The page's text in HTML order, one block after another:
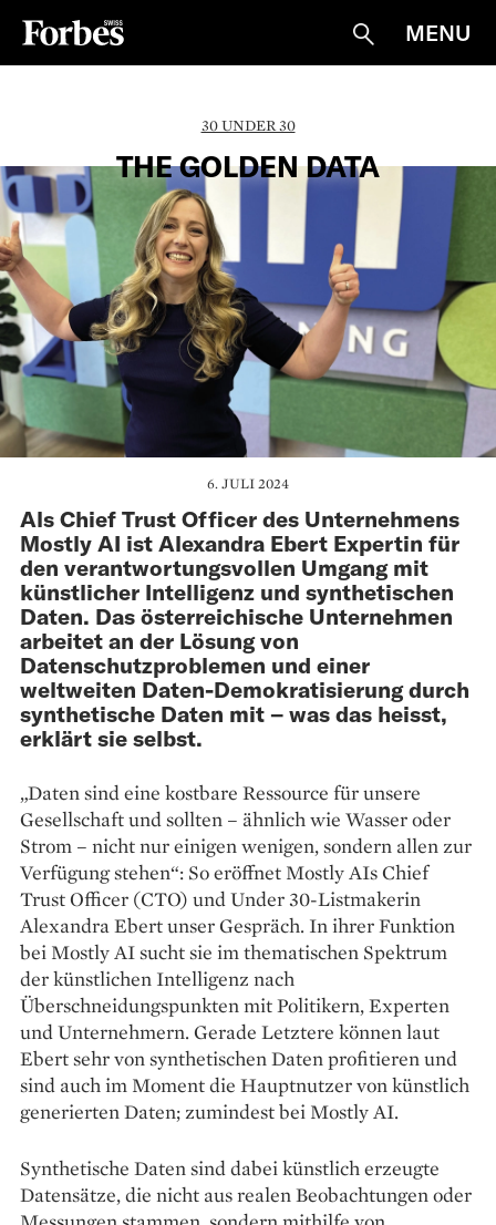
Suche
MENU
30 UNDER 30
THE GOLDEN DATA
6. JULI 2024
Als Chief Trust Officer des Unternehmens
Mostly AI ist Alexandra Ebert Expertin für
den verantwortungsvollen Umgang mit
künstlicher Intelligenz und synthetischen
Daten. Das österreichische Unternehmen
arbeitet an der Lösung von
Datenschutzproblemen und einer
weltweiten Daten-Demokratisierung durch
synthetische Daten mit – was das heisst,
erklärt sie selbst.
„Daten sind eine kostbare Ressource für unsere
Gesellschaft und sollten – ähnlich wie Wasser oder
Strom – nicht nur einigen wenigen, sondern allen zur
Verfügung stehen“: So eröffnet Mostly AIs Chief
Trust Officer (CTO) und Under 30-Listmakerin
Alexandra Ebert unser Gespräch. In ihrer Funktion
bei Mostly AI sucht sie im thematischen Spektrum
der künstlichen Intelligenz nach
Überschneidungspunkten mit Politikern, Experten
und Unternehmern. Gerade Letztere können laut
Ebert sehr von synthe­tischen Daten profitieren und
sind auch im Moment die Hauptnutzer von künstlich
generierten Daten; zumindest bei Mostly AI.
Synthetische Daten sind dabei künstlich erzeugte
Datensätze, die nicht aus realen Beobachtungen oder